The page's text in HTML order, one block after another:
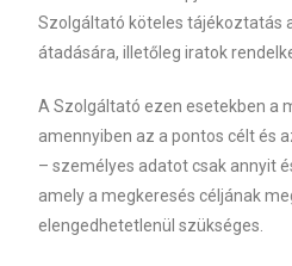
Szolgáltató köteles tájékoztatás
átadására, illetőleg iratok
A Szolgáltató ezen esetekben a
amennyiben az a pontos célt és
– személyes adatot csak annyit
amely a megkeresés céljának
elengedhetetlenül szükséges.